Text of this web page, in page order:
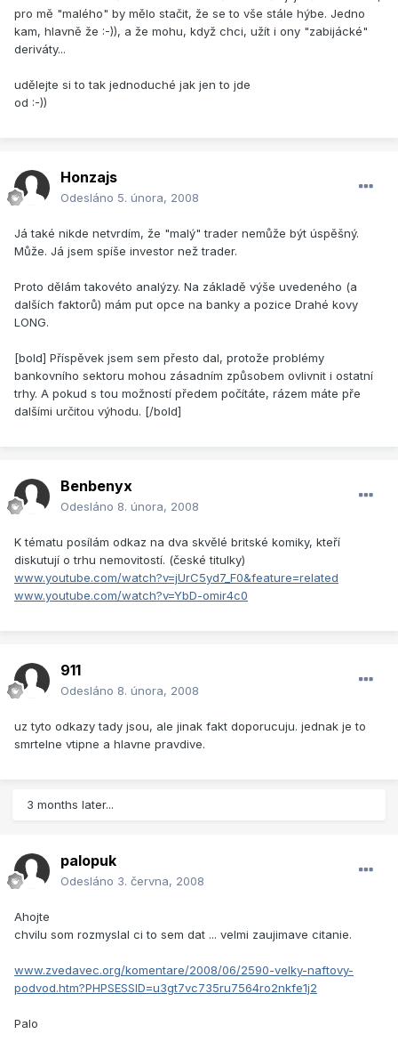
pro mě "malého" by mělo stačit, že se to vše stále hýbe. Jedno
kam, hlavně že :-)), a že mohu, když chci, užít i ony "zabijácké"
deriváty...
udělejte si to tak jednoduché jak jen to jde
od :-))
Honzajs
Odesláno 5. února, 2008
Já také nikde netvrdím, že "malý" trader nemůže být úspěšný.
Může. Já jsem spíše investor než trader.
Proto dělám takovéto analýzy. Na základě výše uvedeného (a
dalších faktorů) mám put opce na banky a pozice Drahé kovy
LONG.
[bold] Příspěvek jsem sem přesto dal, protože problémy
bankovního sektoru mohou zásadním způsobem ovlivnit i ostatní
trhy. A pokud s tou možností předem počítáte, rázem máte pře
dalšími určitou výhodu. [/bold]
Benbenyx
Odesláno 8. února, 2008
K tématu posílám odkaz na dva skvělé britské komiky, kteří
diskutují o trhu nemovitostí. (české titulky)
www.youtube.com/watch?v=jUrC5yd7_F0&feature=related
www.youtube.com/watch?v=YbD-omir4c0
911
Odesláno 8. února, 2008
uz tyto odkazy tady jsou, ale jinak fakt doporucuju. jednak je to
smrtelne vtipne a hlavne pravdive.
3 months later...
palopuk
Odesláno 3. června, 2008
Ahojte
chvilu som rozmyslal ci to sem dat ... velmi zaujimave citanie.
www.zvedavec.org/komentare/2008/06/2590-velky-naftovy-
podvod.htm?PHPSESSID=u3gt7vc735ru7564ro2nkfe1j2
Palo